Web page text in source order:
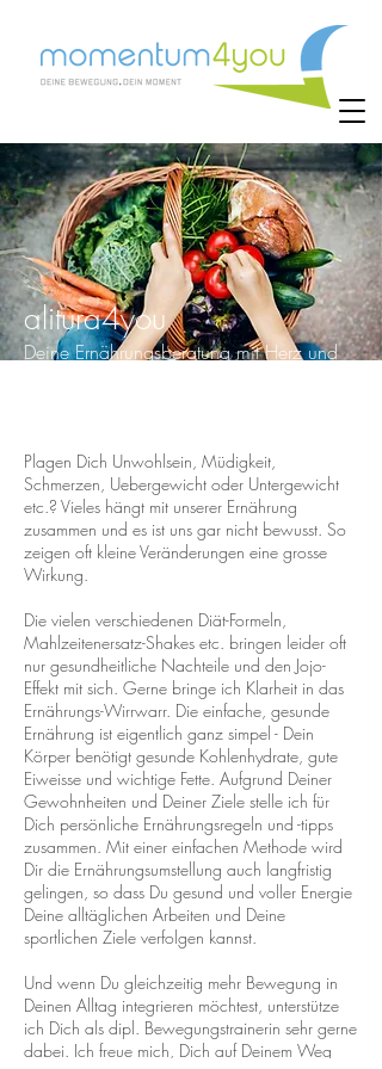
alitura4you
Deine Ernährungsberatung mit Herz und
Plagen Dich Unwohlsein, Müdigkeit,
Schmerzen, Uebergewicht oder Untergewicht
etc.? Vieles hängt mit unserer Ernährung
zusammen und es ist uns gar nicht bewusst. So
zeigen oft kleine Veränderungen eine grosse
Wirkung.
Die vielen verschiedenen Diät-Formeln,
Mahlzeitenersatz-Shakes etc. bringen leider oft
nur gesundheitliche Nachteile und den Jojo-
Effekt mit sich. Gerne bringe ich Klarheit in das
Ernährungs-Wirrwarr. Die einfache, gesunde
Ernährung ist eigentlich ganz simpel - Dein
Körper benötigt gesunde Kohlenhydrate, gute
Eiweisse und wichtige Fette. Aufgrund Deiner
Gewohnheiten und Deiner Ziele stelle ich für
Dich persönliche Ernährungsregeln und -tipps
zusammen. Mit einer einfachen Methode wird
Dir die Ernährungsumstellung auch langfristig
gelingen, so dass Du gesund und voller Energie
Deine alltäglichen Arbeiten und Deine
sportlichen Ziele verfolgen kannst.
Und wenn Du gleichzeitig mehr Bewegung in
Deinen Alltag integrieren möchtest, unterstütze
ich Dich als dipl. Bewegungstrainerin sehr gerne
dabei. Ich freue mich, Dich auf Deinem Weg